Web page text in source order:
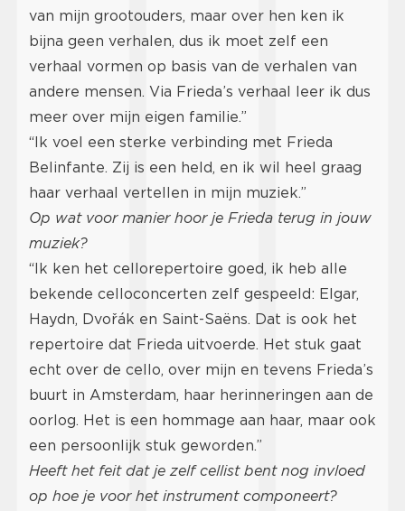
van mijn grootouders, maar over hen ken ik
bijna geen verhalen, dus ik moet zelf een
verhaal vormen op basis van de verhalen van
andere mensen. Via Frieda’s verhaal leer ik dus
meer over mijn eigen familie.”
“Ik voel een sterke verbinding met Frieda
Belinfante. Zij is een held, en ik wil heel graag
haar verhaal vertellen in mijn muziek.”
Op wat voor manier hoor je Frieda terug in jouw
muziek?
“Ik ken het cellorepertoire goed, ik heb alle
bekende celloconcerten zelf gespeeld: Elgar,
Haydn, Dvořák en Saint-Saëns. Dat is ook het
repertoire dat Frieda uitvoerde. Het stuk gaat
echt over de cello, over mijn en tevens Frieda’s
buurt in Amsterdam, haar herinneringen aan de
oorlog. Het is een hommage aan haar, maar ook
een persoonlijk stuk geworden.”
Heeft het feit dat je zelf cellist bent nog invloed
op hoe je voor het instrument componeert?